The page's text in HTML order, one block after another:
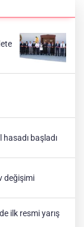
hasadı başladı
değişimi
ilk resmi yarış